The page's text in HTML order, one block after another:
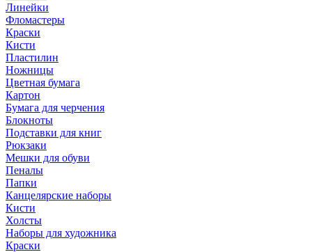
Линейки
Фломастеры
Краски
Кисти
Пластилин
Ножницы
Цветная бумага
Картон
Бумага для черчения
Блокноты
Подставки для книг
Рюкзаки
Мешки для обуви
Пеналы
Папки
Канцелярские наборы
Кисти
Холсты
Наборы для художника
Краски